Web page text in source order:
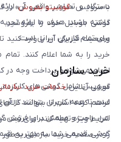
دستگاه و تصاویر واقعی آن ارائه
داشته باشند. هدف ما ارائه
برای تمام کاربران ایرانی است.
با سرویس «گوشیتو بفروش» در
گوشی موبایل خود را
وضعیت فیزیکی آن را وارد کنید
خرید را به شما اعلام کنند.
انجام می‌شود و پرداخت وجه در
سرویس شامل گوشی‌های
است تا همه کاربران بتوانند از
امن، راحت و مطمئن برای فروش
گوشی قدیمی شما به بهترین
خرید سازمان
گوشی آنلاینخدمات خرید
فراهم کرده است تا بتوانند
شرایط ویژه تهیه کنند. برای ثبت
را در صفحه خرید سازمانی به‌طور